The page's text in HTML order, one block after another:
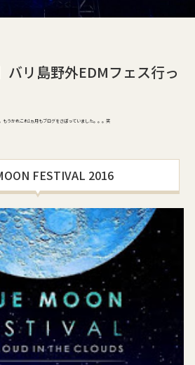
バリ島野外EDMフェス行っ
もうかれこれ1ヵ月もブログをさぼっていました。。。笑
FESTIVAL 2016